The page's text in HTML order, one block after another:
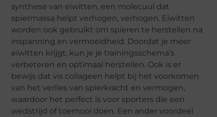
synthese van eiwitten, een molecuul dat
spiermassa helpt verhogen, verhogen. Eiwitten
worden ook gebruikt om spieren te herstellen na
inspanning en vermoeidheid. Doordat je meer
eiwitten krijgt, kun je je trainingsschema’s
verbeteren en optimaal herstellen. Ook is er
bewijs dat vis collageen helpt bij het voorkomen
van het verlies van spierkracht en vermogen,
waardoor het perfect is voor sporters die een
wedstrijd of toernooi doen. Een ander voordeel